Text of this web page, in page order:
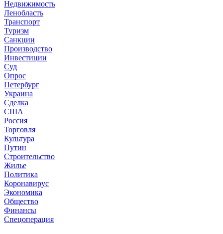
Недвижимость
Ленобласть
Транспорт
Туризм
Санкции
Производство
Инвестиции
Суд
Опрос
Петербург
Украина
Сделка
США
Россия
Торговля
Культура
Путин
Строительство
Жилье
Политика
Коронавирус
Экономика
Общество
Финансы
Спецоперация